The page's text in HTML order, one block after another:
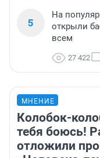
5
На
открыли
всем
27 422
МНЕНИЕ
Колобок-
тебя боюсь!
отложили